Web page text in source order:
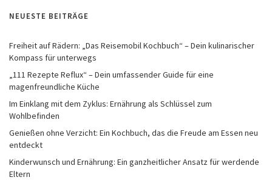
NEUESTE BEITRÄGE
Freiheit auf Rädern: „Das Reisemobil Kochbuch“ – Dein kulinarischer
Kompass für unterwegs
„111 Rezepte Reflux“ – Dein umfassender Guide für eine
magenfreundliche Küche
Im Einklang mit dem Zyklus: Ernährung als Schlüssel zum
Wohlbefinden
Genießen ohne Verzicht: Ein Kochbuch, das die Freude am Essen neu
entdeckt
Kinderwunsch und Ernährung: Ein ganzheitlicher Ansatz für werdende
Eltern